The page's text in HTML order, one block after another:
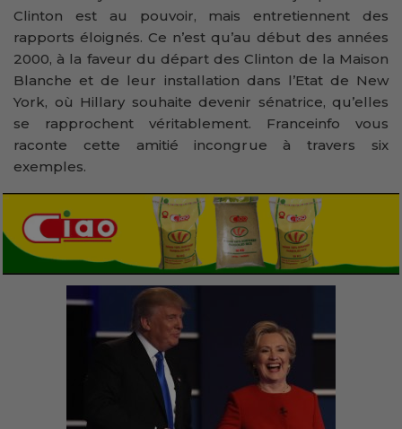
Clinton est au pouvoir, mais entretiennent des
rapports éloignés. Ce n’est qu’au début des années
2000, à la faveur du départ des Clinton de la Maison
Blanche et de leur installation dans l’Etat de New
York, où Hillary souhaite devenir sénatrice, qu’elles
se rapprochent véritablement. Franceinfo vous
raconte cette amitié incongrue à travers six
exemples.